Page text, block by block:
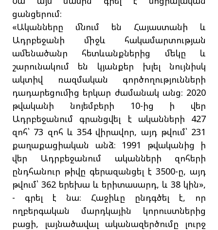
ցանցերում։
«Ականները մնում են Հայաստանի և
Ադրբեջանի միջև հակամարտության
ամենածանր հետևանքներից մեկը և
շարունակում են կյանքեր խլել նույնիսկ
ակտիվ ռազմական գործողությունների
դադարեցումից երկար ժամանակ անց։ 2020
թվականի նոյեմբերի 10-ից ի վեր
Ադրբեջանում գրանցվել է ականների 427
զոհ՝ 73 զոհ և 354 վիրավոր, այդ թվում՝ 231
քաղաքացիական անձ։ 1991 թվականից ի
վեր Ադրբեջանում ականների զոհերի
ընդհանուր թիվը գերազանցել է 3500-ը, այդ
թվում՝ 362 երեխա և երիտասարդ, և 38 կին»,
- գրել է նա։ Հաջիևը ընդգծել է, որ
ողբերգական մարդկային կորուստներից
բացի, լայնածավալ ականազերծումը լուրջ